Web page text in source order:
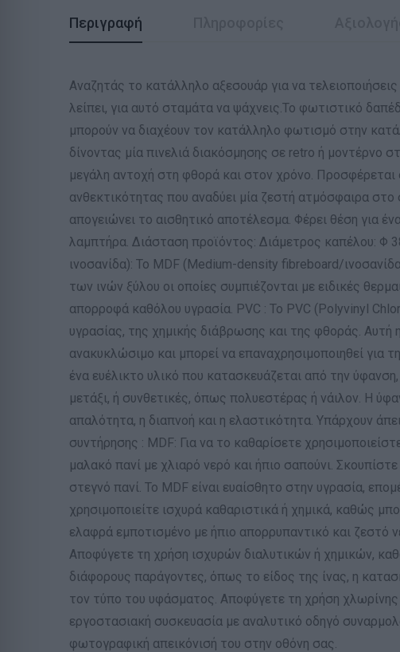
Περιγραφή
Αναζητάς το κατάλληλο αξεσουάρ για να
λείπει, για αυτό σταμάτα να ψάχνεις.Το φωτιστικό
μπορούν να διαχέουν τον κατάλληλο φωτισμό στην
δίνοντας μία πινελιά διακόσμησης σε retro ή μοντέρνο
μεγάλη αντοχή στη φθορά και στον χρόνο.
ανθεκτικότητας που αναδύει μία ζεστή ατμόσφαιρα
απογειώνει το αισθητικό αποτέλεσμα. Φέρει θέση για
λαμπτήρα. Διάσταση προϊόντος: Διάμετρος καπέλου:
ινοσανίδα): Το MDF (Medium-density fibreboard/
των ινών ξύλου οι οποίες συμπιέζονται με ειδικές
απορροφά καθόλου υγρασία. PVC : Το PVC (Polyvinyl
υγρασίας, της χημικής διάβρωσης και της φθοράς. Αυτή
ανακυκλώσιμο και μπορεί να επαναχρησιμοποιηθεί
ένα ευέλικτο υλικό που κατασκευάζεται από την
μετάξι, ή συνθετικές, όπως πολυεστέρας ή νάιλον. Η
απαλότητα, η διαπνοή και η ελαστικότητα. Υπάρχουν
συντήρησης : MDF: Για να το καθαρίσετε
μαλακό πανί με χλιαρό νερό και ήπιο σαπούνι.
στεγνό πανί. Το MDF είναι ευαίσθητο στην υγρασία,
χρησιμοποιείτε ισχυρά καθαριστικά ή χημικά, καθώς
ελαφρά εμποτισμένο με ήπιο απορρυπαντικό και ζεστό
Αποφύγετε τη χρήση ισχυρών διαλυτικών ή χημικών,
διάφορους παράγοντες, όπως το είδος της ίνας, η
τον τύπο του υφάσματος. Αποφύγετε τη χρήση
εργοστασιακή συσκευασία με αναλυτικό οδηγό
φωτογραφική απεικόνισή του στην οθόνη σας.